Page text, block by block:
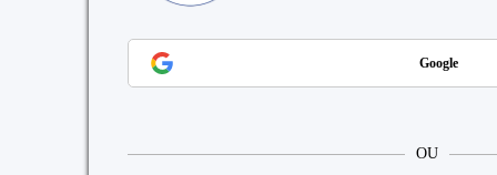
Google
OU